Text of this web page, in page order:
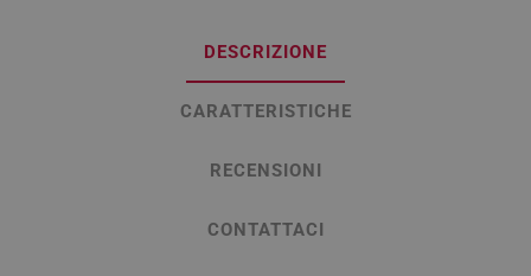
DESCRIZIONE
CARATTERISTICHE
RECENSIONI
CONTATTACI